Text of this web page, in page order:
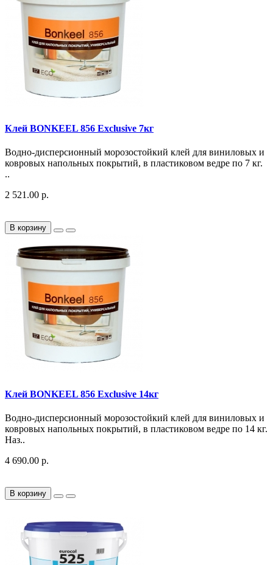
Клей BONKEEL 856 Exclusive 7кг
Водно-дисперсионный морозостойкий клей для виниловых и
ковровых напольных покрытий, в пластиковом ведре по 7 кг.
..
2 521.00 р.
В корзину
Клей BONKEEL 856 Exclusive 14кг
Водно-дисперсионный морозостойкий клей для виниловых и
ковровых напольных покрытий, в пластиковом ведре по 14 кг.
Наз..
4 690.00 р.
В корзину